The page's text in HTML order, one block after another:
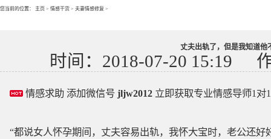
您当前的位置： 主页 > 情感干货 > 夫妻情感修复 >
丈夫出轨了，但是我知道他
时间：2018-07-20 15:19
情感求助 添加微信号 jljw2012 立即获取专业情感导师1对
“都说女人怀孕期间，丈夫容易出轨，我怀大宝时，老公还